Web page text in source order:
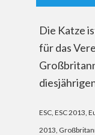
Die Katze
für das
ESC ESC 2013
2013